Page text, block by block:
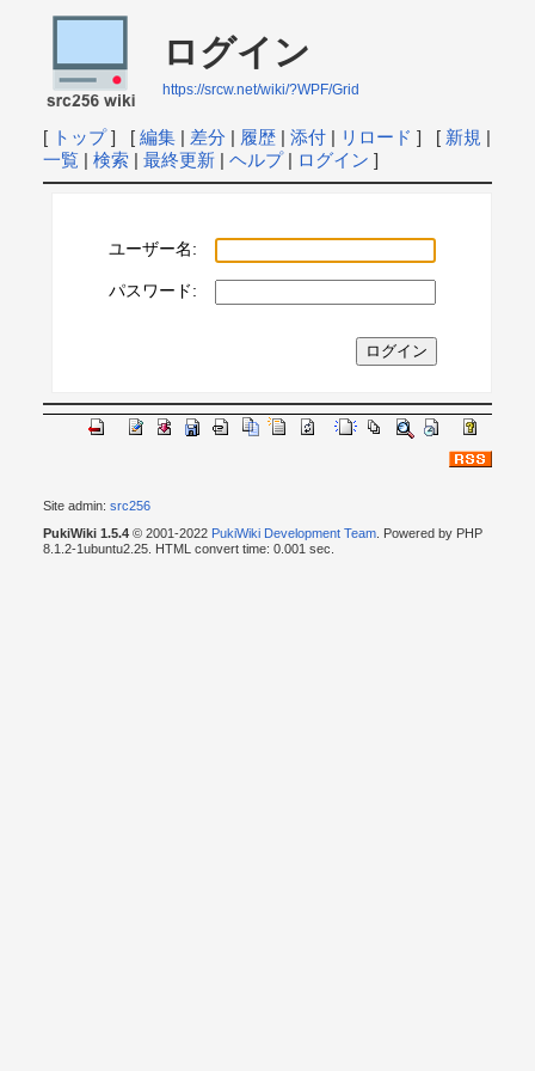
ログイン
https://srcw.net/wiki/?WPF/Grid
[ トップ] [ 編集| 差分 | 履歴| 添付| リロード ] [ 新規 |
一覧| 検索| 最終更新| ヘルプ| ログイン ]
ユーザー名:
パスワード:
Site admin: src256
PukiWiki 1.5.4© 2001-2022 PukiWiki Development Team. Powered by PHP
8.1.2-1ubuntu2.25. HTML convert time: 0.001 sec.